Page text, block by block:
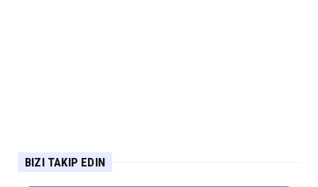
BIZI TAKIP EDIN